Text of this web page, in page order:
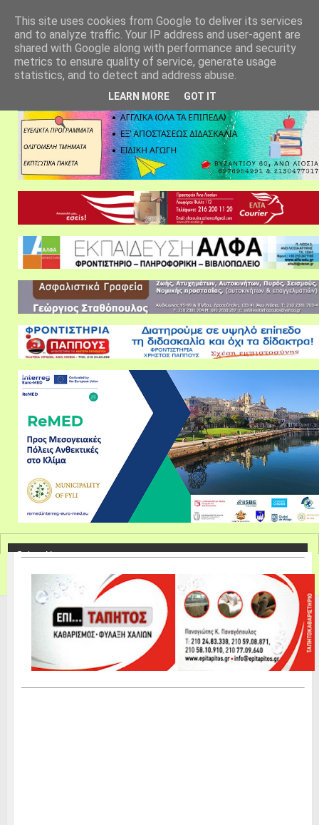
This site uses cookies from Google to deliver its services
and to analyze traffic. Your IP address and user-agent are
shared with Google along with performance and security
metrics to ensure quality of service, generate usage
statistics, and to detect and address abuse.
LEARN MORE GOT IT